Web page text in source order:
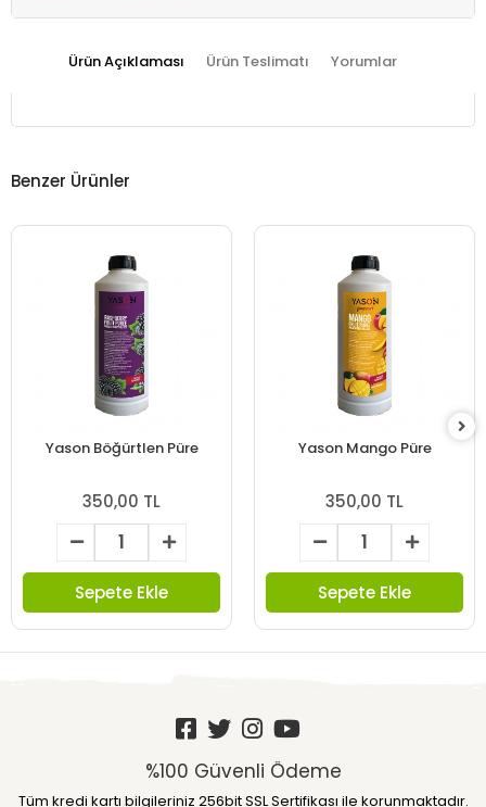
Ürün Açıklaması Ürün Teslimatı Yorumlar
Benzer Ürünler
Yason Böğürtlen Püre
350,00 TL
Sepete Ekle
Yason Mango Püre
350,00 TL
Sepete Ekle
%100 Güvenli Ödeme
Tüm kredi kartı bilgileriniz 256bit SSL Sertifikası ile korunmaktadır.